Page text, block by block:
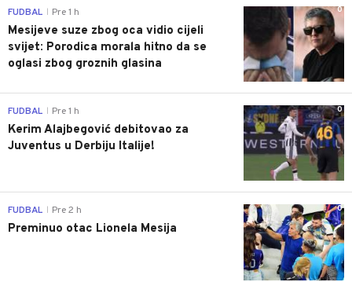
0
FUDBAL Pre 1 h
Mesijeve suze zbog oca vidio cijeli
svijet: Porodica morala hitno da se
oglasi zbog groznih glasina
0
FUDBAL Pre 1 h
Kerim Alajbegović debitovao za
Juventus u Derbiju Italije!
0
FUDBAL Pre 2 h
Preminuo otac Lionela Mesija